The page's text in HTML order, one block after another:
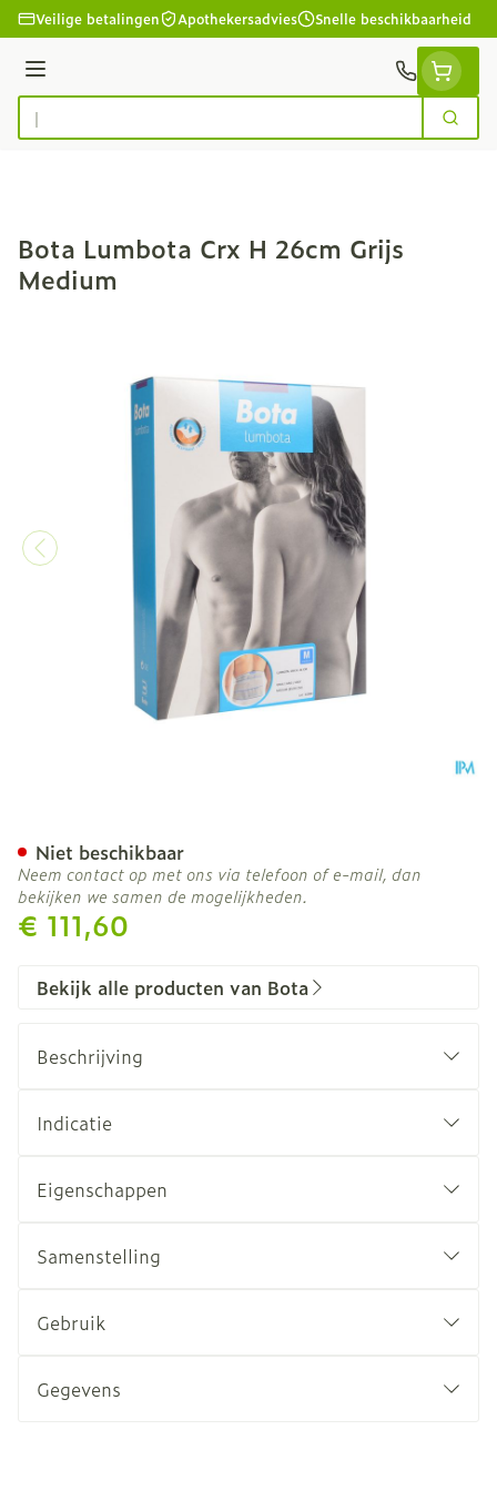
Ga naar de inhoud
Veilige betalingen Apothekersadvies Snelle beschikbaarheid
Menu
Product, merk, categorie...
Zoek
Bota Lumbota Crx H 26cm Grijs
Medium
€ 111,60
Niet beschikbaar
Neem contact op met ons via telefoon of e-mail, dan
bekijken we samen de mogelijkheden.
Bekijk alle producten van Bota
Beschrijving
Indicatie
Eigenschappen
Samenstelling
Gebruik
Gegevens